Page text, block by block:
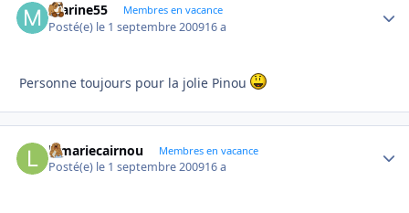
marine55 Membres en vacance
Posté(e) le 1 septembre 200916 a
Personne toujours pour la jolie Pinou
lamariecairnou Membres en vacance
Posté(e) le 1 septembre 200916 a